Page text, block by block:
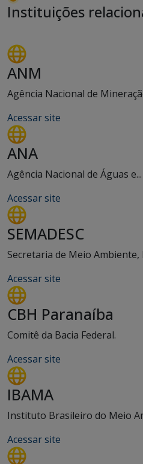
Instituições
ANM
Agência Nacional de
Acessar site
ANA
Agência Nacional de Águas e...
Acessar site
SEMADESC
Secretaria de Meio Ambiente,
Acessar site
CBH Paranaíba
Comitê da Bacia Federal.
Acessar site
IBAMA
Instituto Brasileiro do Meio
Acessar site